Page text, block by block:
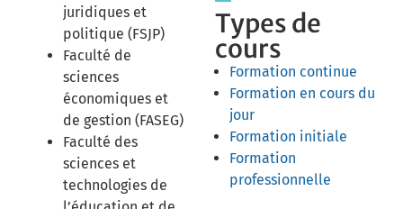
juridiques et
politique (FSJP)
Faculté de
sciences
économiques et
de gestion (FASEG)
Faculté des
sciences et
technologies de
Types de
cours
Formation continue
Formation en cours du
jour
Formation initiale
Formation
professionnelle